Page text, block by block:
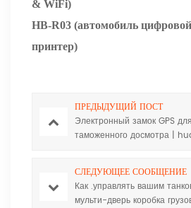
& WiFi)
HB-R03 (автомобиль
принтер)
ПРЕДЫДУЩИЙ ПОСТ
Электронный замок GPS
таможенного досмотра |
СЛЕДУЮЩЕЕ СООБЩЕНИЕ
Как .управлять вашим
мульти-дверь коробка